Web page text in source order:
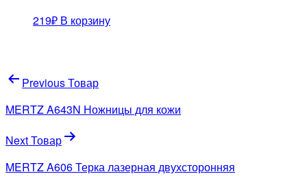
219₽ В корзину
Навигация
по
записям
Previous Товар
MERTZ A643N Ножницы для кожи
Next Товар
MERTZ A606 Терка лазерная двухсторонняя